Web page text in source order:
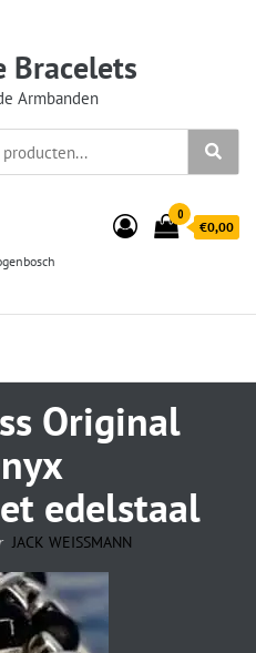
Bracelets
Armbanden
0
€0,00
Original
edelstaal
JACK WEISSMANN